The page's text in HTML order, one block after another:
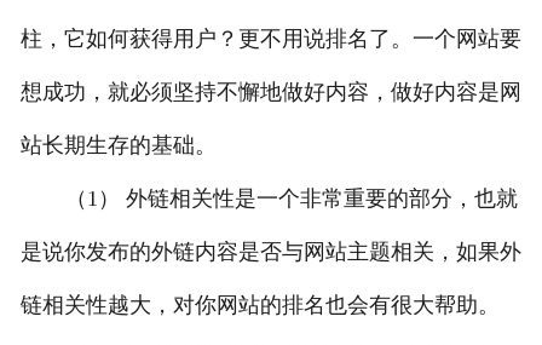
柱，它如何获得用户？更不用说排名了。一个网站要
想成功，就必须坚持不懈地做好内容，做好内容是网
站长期生存的基础。
（1） 外链相关性是一个非常重要的部分，也就
是说你发布的外链内容是否与网站主题相关，如果外
链相关性越大，对你网站的排名也会有很大帮助。